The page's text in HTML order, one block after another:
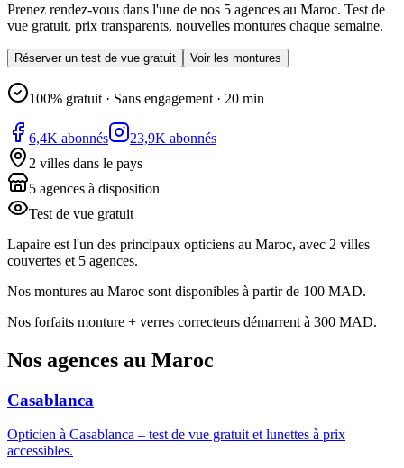
Prenez rendez-vous dans l'une de nos 5 agences au Maroc. Test de
vue gratuit, prix transparents, nouvelles montures chaque semaine.
Réserver un test de vue gratuit Voir les montures
100% gratuit · Sans engagement · 20 min
6,4K abonnés
23,9K abonnés
2 villes dans le pays
5 agences à disposition
Test de vue gratuit
Lapaire est l'un des principaux opticiens au Maroc, avec 2 villes
couvertes et 5 agences.
Nos montures au Maroc sont disponibles à partir de 100 MAD.
Nos forfaits monture + verres correcteurs démarrent à 300 MAD.
Nos agences au Maroc
Casablanca
Opticien à Casablanca – test de vue gratuit et lunettes à prix
accessibles.